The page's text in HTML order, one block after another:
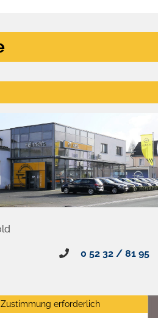
0 52 32 / 81 95
Zustimmung erforderlich